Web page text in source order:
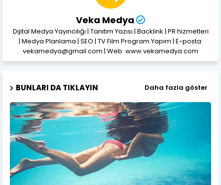
Veka Medya
Dijital Medya Yayıncılığı | Tanıtım Yazısı | Backlink | PR hizmetleri
| Medya Planlama | SEO | TV Film Program Yapım | E-posta:
vekamedya@gmail.com | Web: www.vekamedya.com
BUNLARI DA TIKLAYIN Daha fazla göster